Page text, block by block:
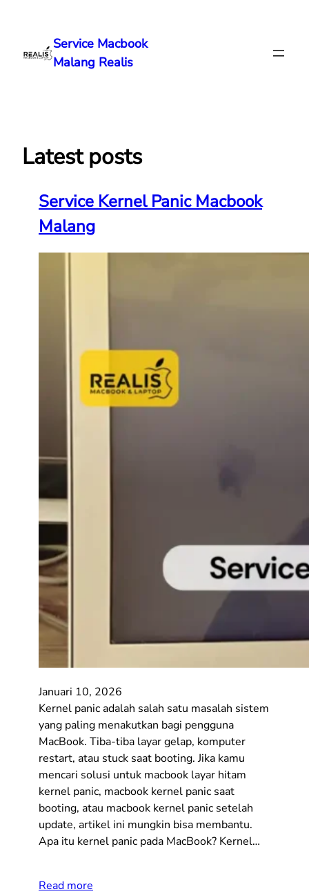
Service Macbook
Malang Realis
Latest posts
Service Kernel Panic Macbook
Malang
Januari 10, 2026
Kernel panic adalah salah satu masalah sistem
yang paling menakutkan bagi pengguna
MacBook. Tiba-tiba layar gelap, komputer
restart, atau stuck saat booting. Jika kamu
mencari solusi untuk macbook layar hitam
kernel panic, macbook kernel panic saat
booting, atau macbook kernel panic setelah
update, artikel ini mungkin bisa membantu.
Apa itu kernel panic pada MacBook? Kernel…
Read more